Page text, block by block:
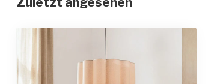
Höhenverstellbar
Schutzgrad